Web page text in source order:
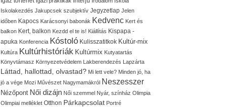
Iskolakezdés Jakupcsek szubjektív Jegyzetlap Jelen
időben Kapocs Karácsonyi babonák Kedvenc Kert és
balkon Kert, balkon Kezdd el te is! Kiállítás Kispapa -
apuka Konferencia Kóstoló Kulisszatitkok Kultúr-mix
Kultúra Kultúrhistóriák Kultúrmix Kutyatartás
Könyvtámasz Környezetvédelem Lakberendezés Lapzárta
Láttad, hallottad, olvastad? Mi lett vele? Minden jó, ha
jó a vége Mozi Művészet Nagymamákról Neszesszer
Nézőpont Női dizájn Női szemmel Nyár, színház Olimpia
Olimpiai melléklet Otthon Párkapcsolat Portré